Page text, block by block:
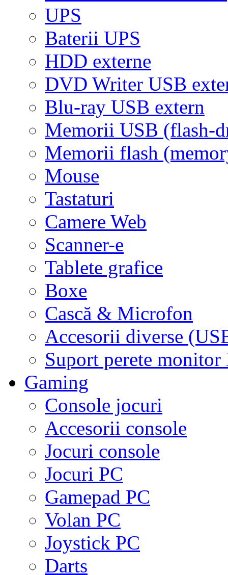
UPS
Baterii UPS
HDD externe
DVD Writer USB
Blu-ray USB extern
Memorii USB (flash-
Memorii flash
Mouse
Tastaturi
Camere Web
Scanner-e
Tablete grafice
Boxe
Cască & Microfon
Accesorii diverse
Suport perete
Gaming
Console jocuri
Accesorii console
Jocuri console
Jocuri PC
Gamepad PC
Volan PC
Joystick PC
Darts